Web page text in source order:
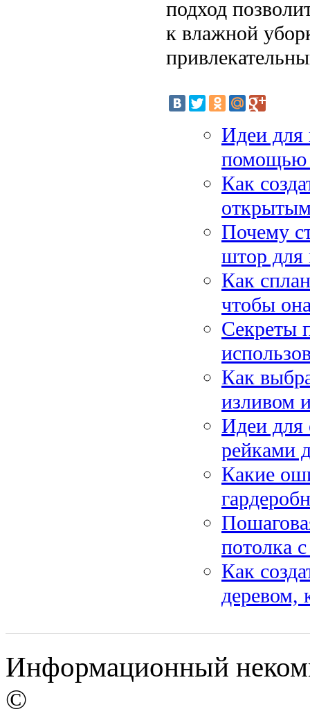
подход
к влажной
Идеи для
помощью
Как
Почему
штор для
Как
чтобы
Секреты
Как
изливом
Идеи для
рейками
Какие
потолка
Как
деревом,
Информационный
©